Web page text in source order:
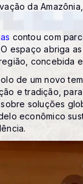
da
contou com
O espaço abriga
concebida
de um novo
e tradição,
soluções
econômico